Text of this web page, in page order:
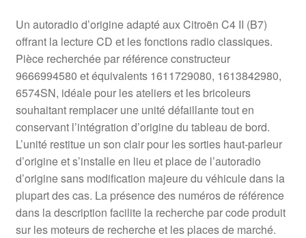
Un autoradio d’origine adapté aux Citroën C4 II (B7)
offrant la lecture CD et les fonctions radio classiques.
Pièce recherchée par référence constructeur
9666994580 et équivalents 1611729080, 1613842980,
6574SN, idéale pour les ateliers et les bricoleurs
souhaitant remplacer une unité défaillante tout en
conservant l’intégration d’origine du tableau de bord.
L’unité restitue un son clair pour les sorties haut-parleur
d’origine et s’installe en lieu et place de l’autoradio
d’origine sans modification majeure du véhicule dans la
plupart des cas. La présence des numéros de référence
dans la description facilite la recherche par code produit
sur les moteurs de recherche et les places de marché.